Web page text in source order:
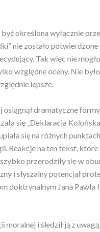
określona wyłącznie
nie zostało potwierdzone
Tak więc nie
względne oceny. Nie
lepsze.
dramatyczne
się „Deklaracja
się na różnych punktach
Reakcje na ten tekst, które
przerodziły się w
i słyszalny potencjał
doktrynalnym Jana Pawła
i śledził ją z